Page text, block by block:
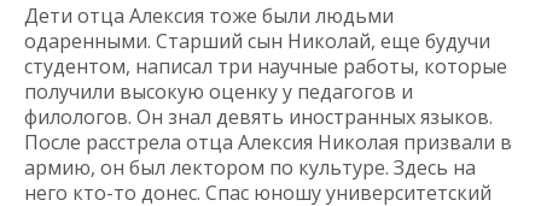
Дети отца Алексия тоже были людьми
одаренными. Старший сын Николай, еще будучи
студентом, написал три научные работы, которые
получили высокую оценку у педагогов и
филологов. Он знал девять иностранных языков.
После расстрела отца Алексия Николая призвали в
армию, он был лектором по культуре. Здесь на
него кто-то донес. Спас юношу университетский